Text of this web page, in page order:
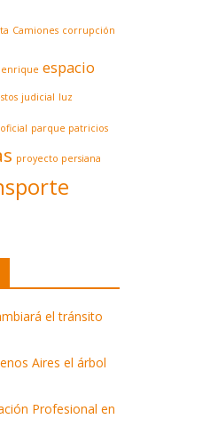
Camiones corrupción
enrique espacio
judicial luz
oficial parque patricios
proyecto persiana
el tránsito
Aires el árbol
Profesional en